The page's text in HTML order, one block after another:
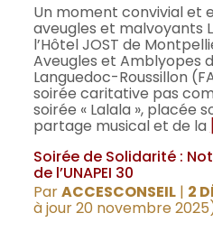
Un moment convivial et
aveugles et malvoyants
l’Hôtel JOST de
Aveugles et Amblyopes
Languedoc-Roussillon
soirée caritative pas
soirée « Lalala », placée
partage musical et de la
Soirée de Solidarité :
de l’UNAPEI 30
ParACCESCONSEIL | 2
à jour 20 novembre